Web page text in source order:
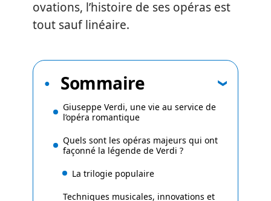
ovations, l’histoire de ses opéras est
tout sauf linéaire.
Sommaire
Giuseppe Verdi, une vie au service de
l’opéra romantique
Quels sont les opéras majeurs qui ont
façonné la légende de Verdi ?
La trilogie populaire
Techniques musicales, innovations et